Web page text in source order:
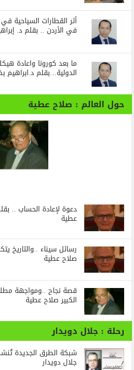
أثر القطارات السياحية
في الأردن .. بقلم د.
ما بعد كورونا واعادة
الدولية…بقلم د.ابراهيم
حول العالم : صلاح عطية
دعوة لإعادة الحساب ..
عطية
صلاح عطية
قصة نجاح ..ومواجهة
الكبير صلاح عطية
رحلة : جلال دويدار
شبكة الطرق الجديدة
جلال دويدار